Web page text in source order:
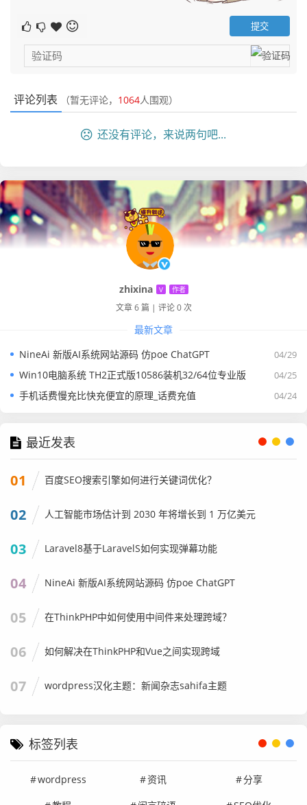
评论列表 （暂无评论， 1064人围观）
还没有评论，来说两句吧...
zhixina V 作者
文章 6 篇 | 评论 0 次
最新文章
04/29
NineAi 新版AI系统网站源码 仿poe ChatGPT
04/25
Win10电脑系统 TH2正式版10586装机32/64位专业版
04/24
手机话费慢充比快充便宜的原理_话费充值
最近发表
01 百度SEO搜索引擎如何进行关键词优化？
02 人工智能市场估计到 2030 年将增长到 1 万亿美元
03 Laravel8基于LaravelS如何实现弹幕功能
04 NineAi 新版AI系统网站源码 仿poe ChatGPT
05 在ThinkPHP中如何使用中间件来处理跨域？
06 如何解决在ThinkPHP和Vue之间实现跨域
07 wordpress汉化主题：新闻杂志sahifa主题
标签列表
wordpress 资讯
分享